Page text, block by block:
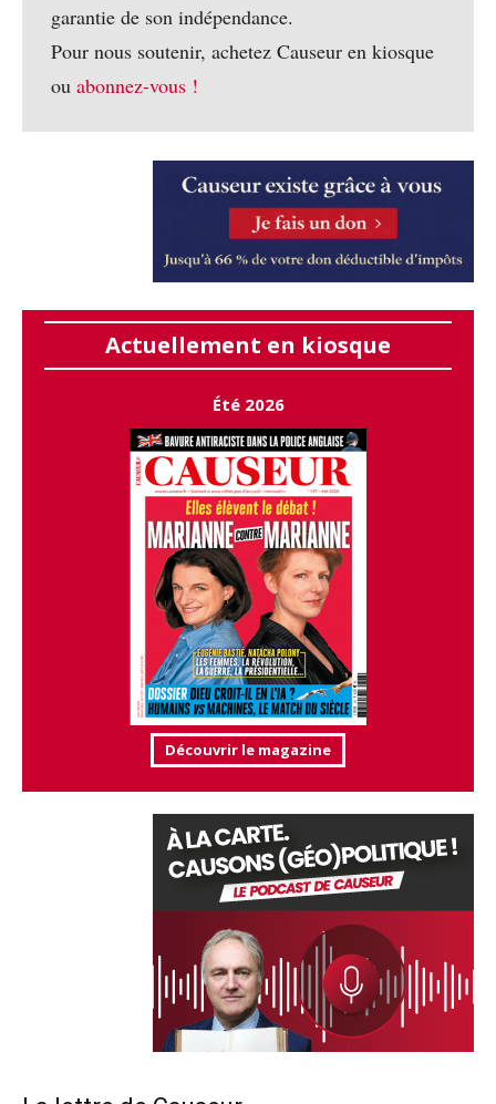
garantie de son indépendance.
Pour nous soutenir, achetez Causeur en kiosque
ou abonnez-vous !
Actuellement en kiosque
Été 2026
Découvrir le magazine